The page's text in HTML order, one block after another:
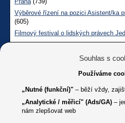
Výběrové řízení na pozici Asistent/ka
(605)
Filmový festival o lidských právech
Měsíčník SONS CL červen č. 123 2026
05/2026 Informace a odpovědi na
Technické informace
Počet návštěv:
2
Souhlas s
Používáme
„Nutné (funkční)" – běží vždy,
„Analytické / měřicí" (Ads/GA) –
nám zlepšovat web